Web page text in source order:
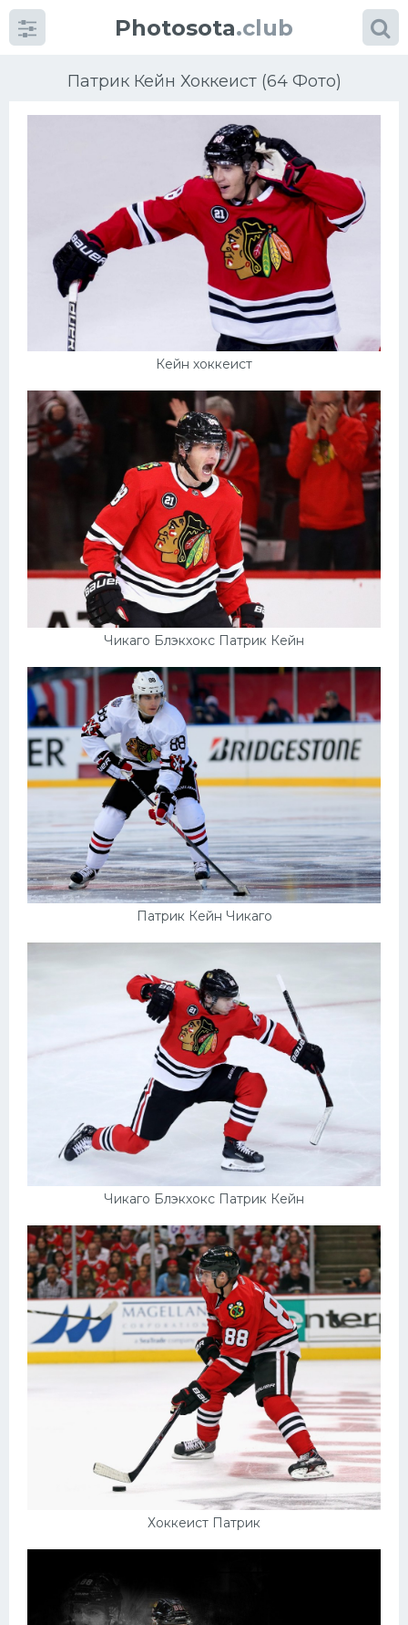
Photosota.club
Патрик Кейн Хоккеист (64 Фото)
Кейн хоккеист
Чикаго Блэкхокс Патрик Кейн
Патрик Кейн Чикаго
Чикаго Блэкхокс Патрик Кейн
Хоккеист Патрик
КатегорииФото
Еще картинки...
Футбол
Баскетбол
Велогонки
Конькобежный спорт
Интерьер квартиры